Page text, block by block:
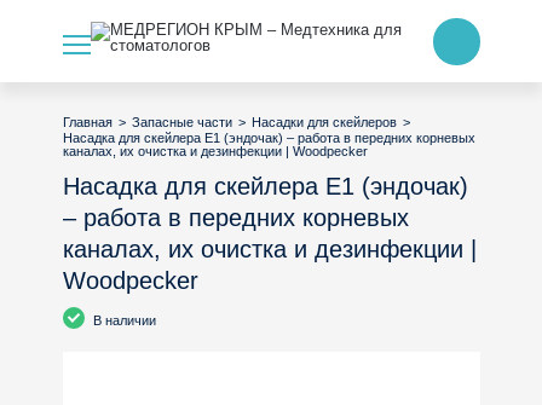
Главная > Запасные части > Насадки для скейлеров >
Насадка для скейлера E1 (эндочак) – работа в передних корневых
каналах, их очистка и дезинфекции | Woodpecker
Насадка для скейлера E1 (эндочак)
– работа в передних корневых
каналах, их очистка и дезинфекции |
Woodpecker
В наличии